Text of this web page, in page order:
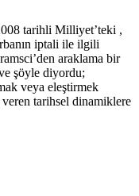
tarihli Milliyet’teki ,
iptali ile ilgili
araklama bir
şöyle diyordu;
veya eleştirmek
tarihsel dinamiklere